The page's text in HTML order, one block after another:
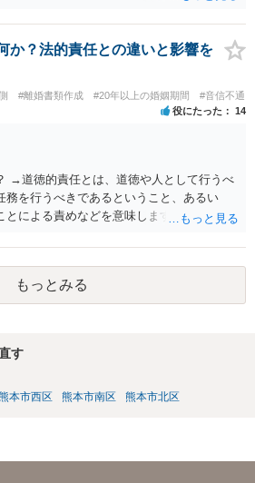
あります。
か？法的責任との違いと影響を
#離婚書類作成 #20年以上の婚姻期間 #音信不通
役にたった 14
→道徳的責任とは、道徳や人として行うべ
務を行うべきであるということ、あるい
とによる責めなどを意味します。 道義的責
責任を果たさないことで、他人からの信用
どの一般的にはそのような事実上の不利益
もっとみる
す
本市西区 熊本市南区 熊本市北区